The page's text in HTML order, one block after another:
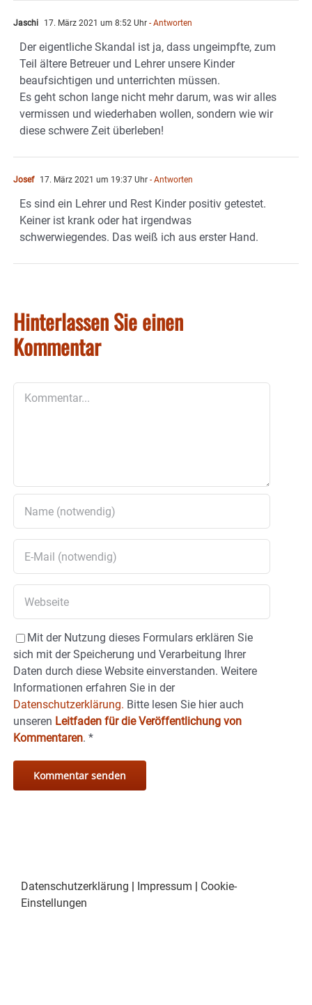
Jaschi 17. März 2021 um 8:52 Uhr - Antworten
Der eigentliche Skandal ist ja, dass ungeimpfte, zum
Teil ältere Betreuer und Lehrer unsere Kinder
beaufsichtigen und unterrichten müssen.
Es geht schon lange nicht mehr darum, was wir alles
vermissen und wiederhaben wollen, sondern wie wir
diese schwere Zeit überleben!
Josef 17. März 2021 um 19:37 Uhr - Antworten
Es sind ein Lehrer und Rest Kinder positiv getestet.
Keiner ist krank oder hat irgendwas
schwerwiegendes. Das weiß ich aus erster Hand.
Hinterlassen Sie einen
Kommentar
Mit der Nutzung dieses Formulars erklären Sie
sich mit der Speicherung und Verarbeitung Ihrer
Daten durch diese Website einverstanden. Weitere
Informationen erfahren Sie in der
Datenschutzerklärung. Bitte lesen Sie hier auch
unseren Leitfaden für die Veröffentlichung von
Kommentaren. *
Datenschutzerklärung Impressum
Cookie-
Einstellungen